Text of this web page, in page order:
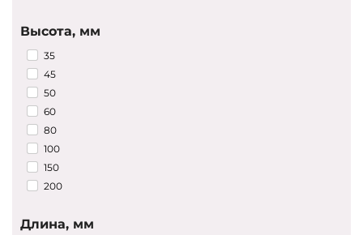
Высота, мм
35
45
50
60
80
100
150
200
Длина, мм